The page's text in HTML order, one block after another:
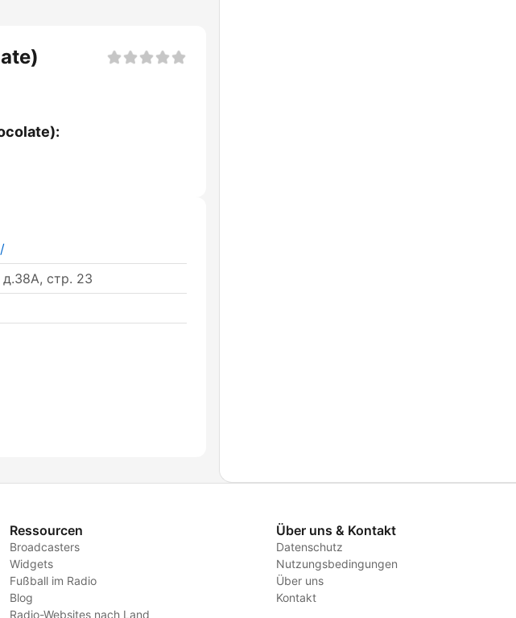
стр. 23
Ressourcen
Broadcasters
Widgets
Fußball im Radio
Blog
Radio-Websites nach Land
Über uns & Kontakt
Datenschutz
Nutzungsbedingungen
Über uns
Kontakt